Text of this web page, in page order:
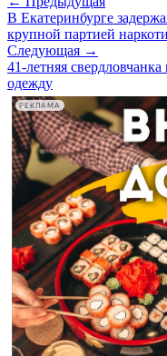
В Екатеринбурге
крупной партией
Следующая →
41-летняя
одежду
РЕКЛАМА